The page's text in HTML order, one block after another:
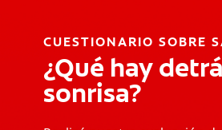
CUESTIONARIO SOBRE
¿Qué hay
sonrisa?